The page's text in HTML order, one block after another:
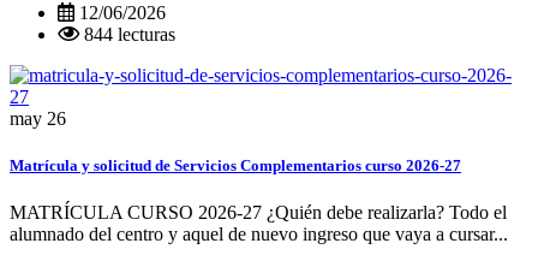
12/06/2026
844 lecturas
may 26
Matrícula y solicitud de Servicios Complementarios curso 2026-27
MATRÍCULA CURSO 2026-27 ¿Quién debe realizarla? Todo el
alumnado del centro y aquel de nuevo ingreso que vaya a cursar...